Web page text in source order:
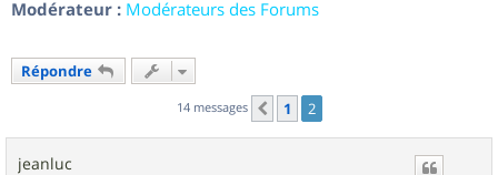
Modérateur : Modérateurs des Forums
Répondre
14 messages Précédent
1 2
jeanluc